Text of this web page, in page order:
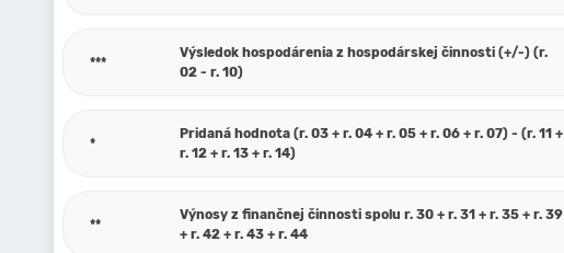
***
Výsledok hospodárenia z hospodárskej činnosti (+/-) (r.
02 - r. 10)
*
Pridaná hodnota (r. 03 + r. 04 + r. 05 + r. 06 + r. 07) - (r. 11 +
r. 12 + r. 13 + r. 14)
**
Výnosy z finančnej činnosti spolu r. 30 + r. 31 + r. 35 + r. 39
+ r. 42 + r. 43 + r. 44